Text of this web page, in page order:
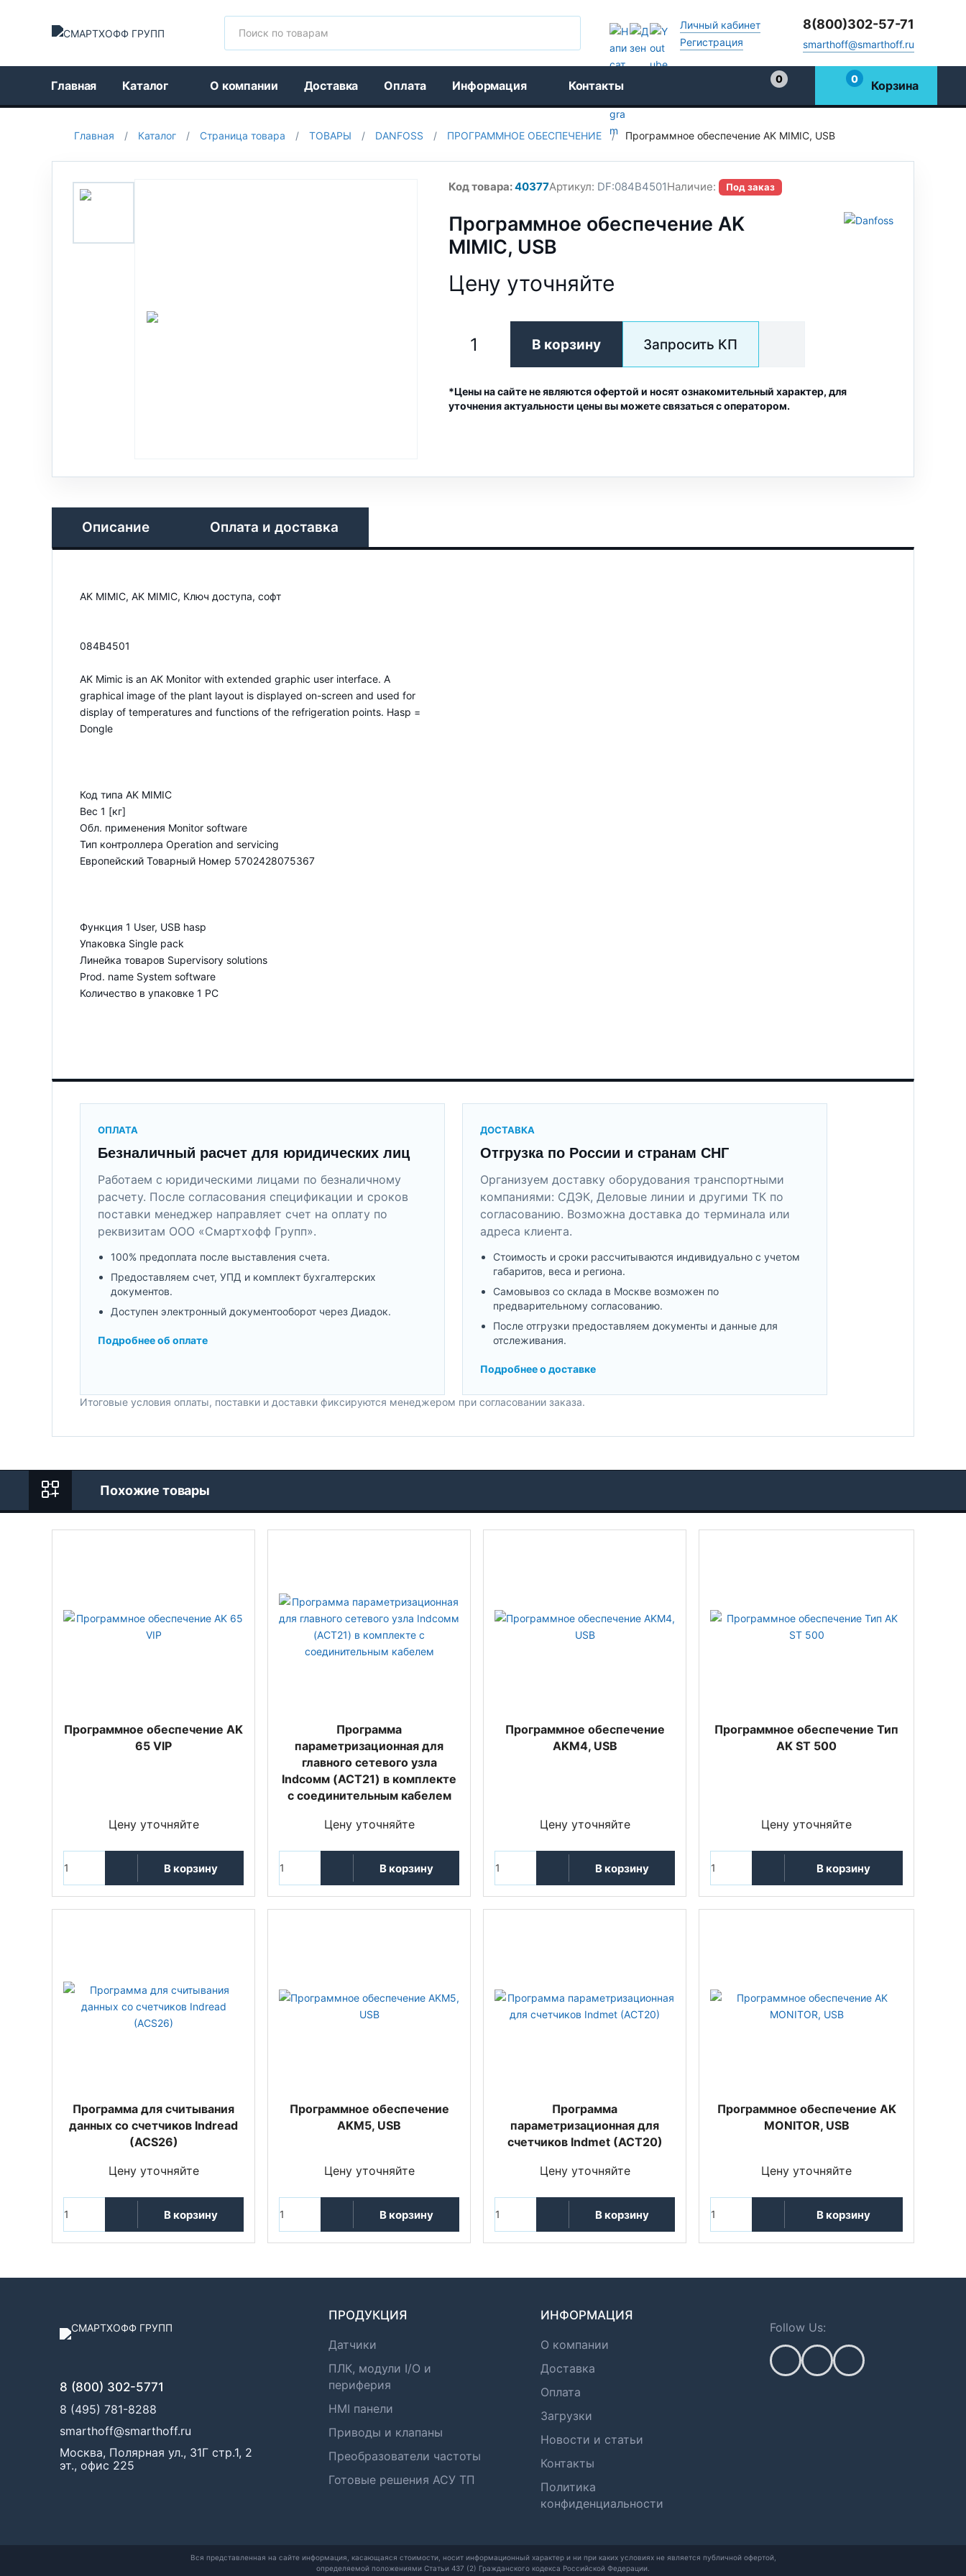
Личный кабинет
Регистрация
8(800)302-57-71
smarthoff@smarthoff.ru
Главная Каталог О компании Доставка Оплата Информация Контакты
0
0 Корзина
Главная / Каталог / Страница товара / ТОВАРЫ / DANFOSS / ПРОГРАММНОЕ ОБЕСПЕЧЕНИЕ / Программное обеспечение AK MIMIC, USB
Код товара:40377Артикул: DF:084B4501Наличие: Под заказ
Программное обеспечение AK
MIMIC, USB
Цену уточняйте
В корзину Запросить КП
*Цены на сайте не являются офертой и носят ознакомительный характер, для
уточнения актуальности цены вы можете связаться с оператором.
Описание Оплата и доставка
AK MIMIC, AK MIMIC, Ключ доступа, софт
084B4501
AK Mimic is an AK Monitor with extended graphic user interface. A
graphical image of the plant layout is displayed on-screen and used for
display of temperatures and functions of the refrigeration points. Hasp =
Dongle
Код типа AK MIMIC
Вес 1 [кг]
Обл. применения Monitor software
Тип контроллера Operation and servicing
Европейский Товарный Номер 5702428075367
Функция 1 User, USB hasp
Упаковка Single pack
Линейка товаров Supervisory solutions
Prod. name System software
Количество в упаковке 1 PC
ОПЛАТА
Безналичный расчет для юридических лиц
Работаем с юридическими лицами по безналичному
расчету. После согласования спецификации и сроков
поставки менеджер направляет счет на оплату по
реквизитам ООО «Смартхофф Групп».
100% предоплата после выставления счета.
Предоставляем счет, УПД и комплект бухгалтерских
документов.
Доступен электронный документооборот через Диадок.
Подробнее об оплате
ДОСТАВКА
Отгрузка по России и странам СНГ
Организуем доставку оборудования транспортными
компаниями: СДЭК, Деловые линии и другими ТК по
согласованию. Возможна доставка до терминала или
адреса клиента.
Стоимость и сроки рассчитываются индивидуально с учетом
габаритов, веса и региона.
Самовывоз со склада в Москве возможен по
предварительному согласованию.
После отгрузки предоставляем документы и данные для
отслеживания.
Подробнее о доставке
Итоговые условия оплаты, поставки и доставки фиксируются менеджером при согласовании заказа.
Похожие товары
Программное обеспечение AK
65 VIP
Цену уточняйте
В корзину
Программа
параметризационная для
главного сетевого узла
Indcoмм (ACT21) в комплекте
с соединительным кабелем
Цену уточняйте
В корзину
Программное обеспечение
AKM4, USB
Цену уточняйте
В корзину
Программное обеспечение Тип
AK ST 500
Цену уточняйте
В корзину
Программа для считывания
данных со счетчиков Indread
(ACS26)
Цену уточняйте
В корзину
Программное обеспечение
AKM5, USB
Цену уточняйте
В корзину
Программа
параметризационная для
счетчиков Indmet (ACT20)
Цену уточняйте
В корзину
Программное обеспечение AK
MONITOR, USB
Цену уточняйте
В корзину
8 (800) 302-5771
8 (495) 781-8288
smarthoff@smarthoff.ru
Москва, Полярная ул., 31Г стр.1, 2
эт., офис 225
ПРОДУКЦИЯ
Датчики
ПЛК, модули I/O и
периферия
HMI панели
Приводы и клапаны
Преобразователи частоты
Готовые решения АСУ ТП
ИНФОРМАЦИЯ
О компании
Доставка
Оплата
Загрузки
Новости и статьи
Контакты
Политика
конфиденциальности
Follow Us:
Вся представленная на сайте информация, касающаяся стоимости, носит информационный характер и ни при каких условиях не является публичной офертой,
определяемой положениями Статьи 437 (2) Гражданского кодекса Российской Федерации.